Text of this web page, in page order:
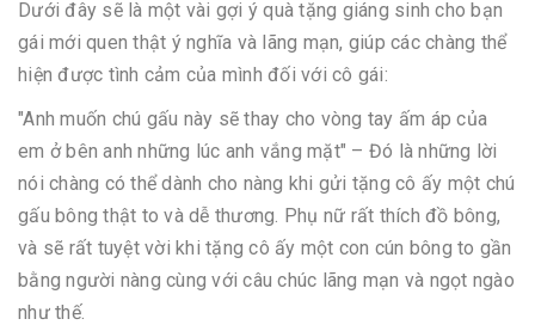
Dưới đây sẽ là một vài gợi ý quà tặng giáng sinh cho bạn
gái mới quen thật ý nghĩa và lãng mạn, giúp các chàng thể
hiện được tình cảm của mình đối với cô gái:
"Anh muốn chú gấu này sẽ thay cho vòng tay ấm áp của
em ở bên anh những lúc anh vắng mặt" – Đó là những lời
nói chàng có thể dành cho nàng khi gửi tặng cô ấy một chú
gấu bông thật to và dễ thương. Phụ nữ rất thích đồ bông,
và sẽ rất tuyệt vời khi tặng cô ấy một con cún bông to gần
bằng người nàng cùng với câu chúc lãng mạn và ngọt ngào
như thế.